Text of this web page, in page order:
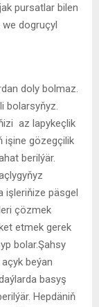
pursatlar bilen
we dogruçyl
doly bolmaz.
bolarsyňyz.
az lapykeçlik
işine gözegçilik
berilýär.
işleriňize päsgel
çözmek
etmek gerek
bolar.Şahsy
beýan
basyş
Hepdäniň